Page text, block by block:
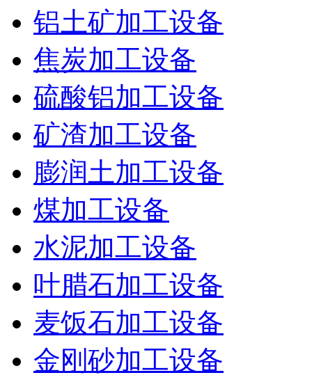
铝土矿加工设备
焦炭加工设备
硫酸铝加工设备
矿渣加工设备
膨润土加工设备
煤加工设备
水泥加工设备
叶腊石加工设备
麦饭石加工设备
金刚砂加工设备